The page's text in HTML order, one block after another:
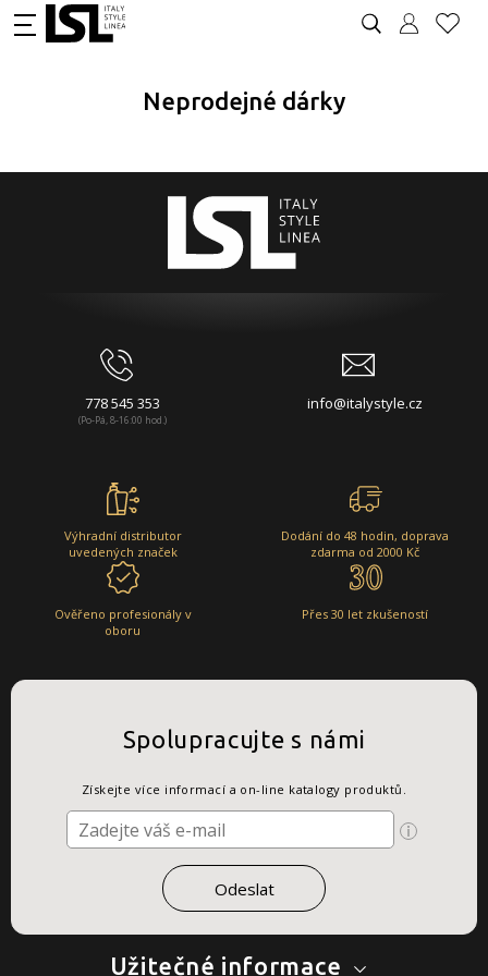
Neprodejné dárky
778 545 353
(Po-Pá, 8-16:00 hod.)
info@italystyle.cz
Výhradní distributor
uvedených značek
Dodání do 48 hodin, doprava
zdarma od 2000 Kč
Ověřeno profesionály v
oboru
Přes 30 let zkušeností
Užitečné informace
Spolupracujte s námi
Získejte více informací a on-line katalogy produktů.